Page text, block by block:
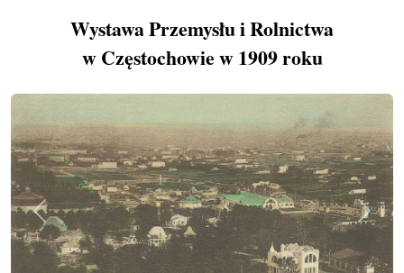
Wystawa Przemysłu i Rolnictwa
w Częstochowie w 1909 roku
Previous Next